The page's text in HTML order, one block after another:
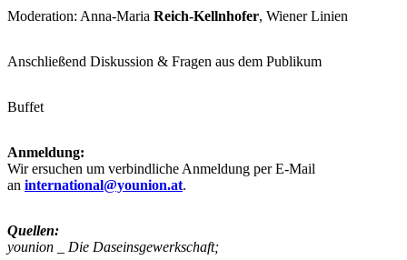
Moderation: Anna-Maria Reich-Kellnhofer, Wiener Linien
Anschließend Diskussion & Fragen aus dem Publikum
Buffet
Anmeldung:
Wir ersuchen um verbindliche Anmeldung per E-Mail
an international@younion.at.
Quellen:
younion _ Die Daseinsgewerkschaft;